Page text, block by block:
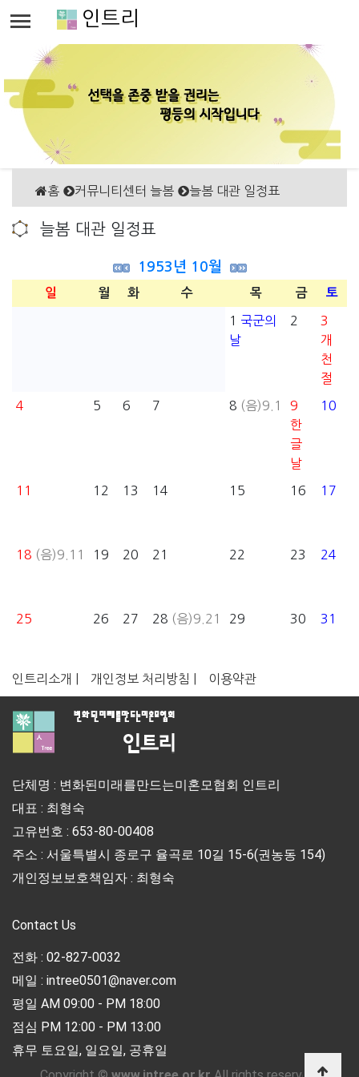
인트리
홈 커뮤니티센터 늘봄 늘봄 대관 일정표
늘봄 대관 일정표
1953년 10월
일 월 화 수 목 금 토
1
국군의
날
2
3
개
천
절
4 5 6 7 8 (음)9.1
9
한
글
날
10
11 12 13 14 15 16 17
18 (음)9.11 19 20 21 22 23 24
25 26 27 28 (음)9.21 29 30 31
인트리소개 | 개인정보 처리방침 | 이용약관
단체명 : 변화된미래를만드는미혼모협회 인트리
대표 : 최형숙
고유번호 : 653-80-00408
주소 : 서울특별시 종로구 율곡로 10길 15-6(권농동 154)
개인정보보호책임자 : 최형숙
Contact Us
전화 : 02-827-0032
메일 : intree0501@naver.com
평일 AM 09:00 - PM 18:00
점심 PM 12:00 - PM 13:00
휴무 토요일, 일요일, 공휴일